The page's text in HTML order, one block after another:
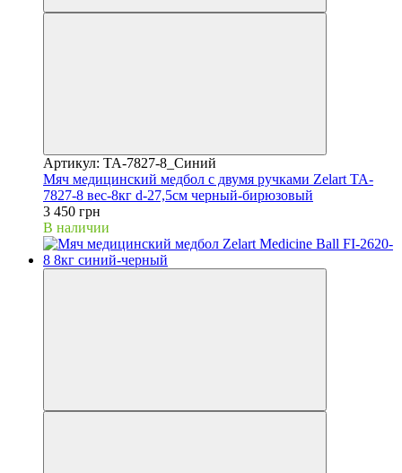
Артикул: TA-7827-8_Синий
Мяч медицинский медбол с двумя ручками Zelart TA-
7827-8 вес-8кг d-27,5см черный-бирюзовый
3 450 грн
В наличии